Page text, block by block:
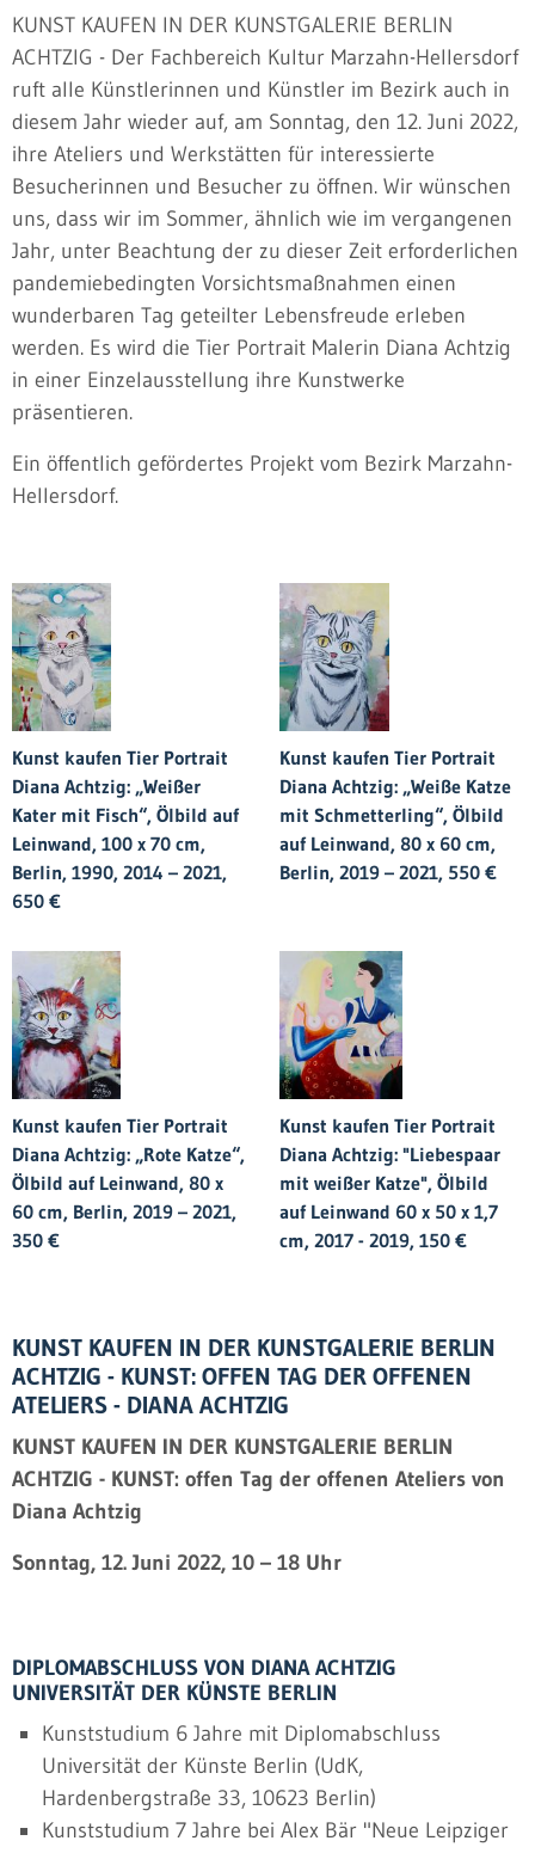
KUNST KAUFEN IN DER KUNSTGALERIE BERLIN
ACHTZIG - Der Fachbereich Kultur Marzahn-Hellersdorf
ruft alle Künstlerinnen und Künstler im Bezirk auch in
diesem Jahr wieder auf, am Sonntag, den 12. Juni 2022,
ihre Ateliers und Werkstätten für interessierte
Besucherinnen und Besucher zu öffnen. Wir wünschen
uns, dass wir im Sommer, ähnlich wie im vergangenen
Jahr, unter Beachtung der zu dieser Zeit erforderlichen
pandemiebedingten Vorsichtsmaßnahmen einen
wunderbaren Tag geteilter Lebensfreude erleben
werden. Es wird die Tier Portrait Malerin Diana Achtzig
in einer Einzelausstellung ihre Kunstwerke
präsentieren.
Ein öffentlich gefördertes Projekt vom Bezirk Marzahn-
Hellersdorf.
Kunst kaufen Tier Portrait
Diana Achtzig: „Weißer
Kater mit Fisch“, Ölbild auf
Leinwand, 100 x 70 cm,
Berlin, 1990, 2014 – 2021,
650 €
Kunst kaufen Tier Portrait
Diana Achtzig: „Weiße Katze
mit Schmetterling“, Ölbild
auf Leinwand, 80 x 60 cm,
Berlin, 2019 – 2021, 550 €
Kunst kaufen Tier Portrait
Diana Achtzig: „Rote Katze“,
Ölbild auf Leinwand, 80 x
60 cm, Berlin, 2019 – 2021,
350 €
Kunst kaufen Tier Portrait
Diana Achtzig: "Liebespaar
mit weißer Katze", Ölbild
auf Leinwand 60 x 50 x 1,7
cm, 2017 - 2019, 150 €
KUNST KAUFEN IN DER KUNSTGALERIE BERLIN
ACHTZIG - KUNST: OFFEN TAG DER OFFENEN
ATELIERS - DIANA ACHTZIG
KUNST KAUFEN IN DER KUNSTGALERIE BERLIN
ACHTZIG - KUNST: offen Tag der offenen Ateliers von
Diana Achtzig
Sonntag, 12. Juni 2022, 10 – 18 Uhr
DIPLOMABSCHLUSS VON DIANA ACHTZIG
UNIVERSITÄT DER KÜNSTE BERLIN
Kunststudium 6 Jahre mit Diplomabschluss
Universität der Künste Berlin (UdK,
Hardenbergstraße 33, 10623 Berlin)
Kunststudium 7 Jahre bei Alex Bär "Neue Leipziger